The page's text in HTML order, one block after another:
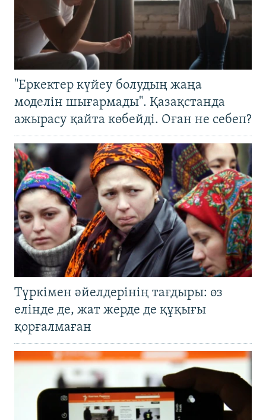
"Еркектер күйеу болудың жаңа
моделін шығармады". Қазақстанда
ажырасу қайта көбейді. Оған не себеп?
Түркімен әйелдерінің тағдыры: өз
елінде де, жат жерде де құқығы
қорғалмаған